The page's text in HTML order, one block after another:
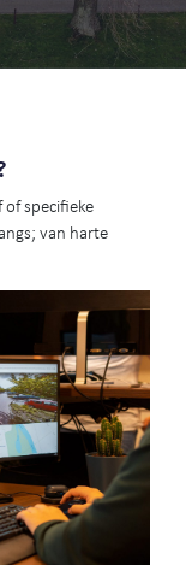
specifieke
van harte